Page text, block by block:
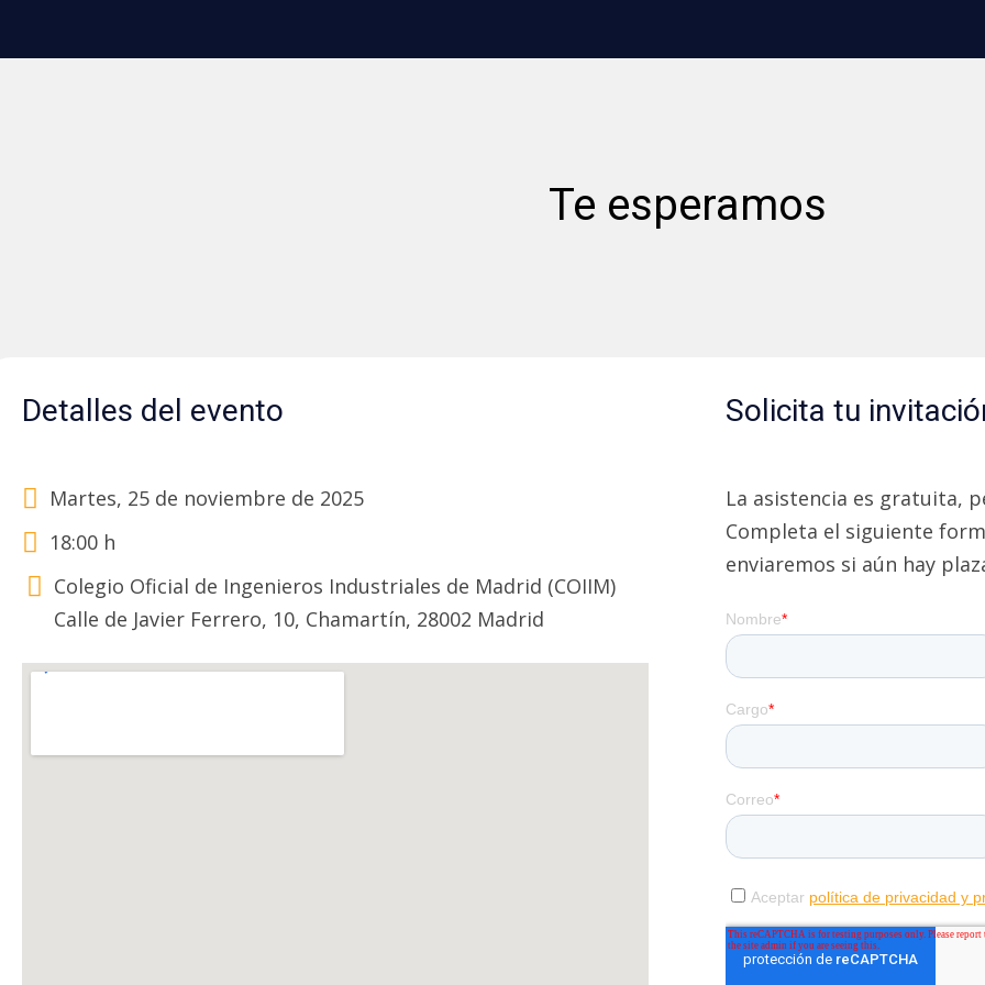
Te esperamos
Detalles del evento
Martes, 25 de noviembre de 2025
18:00 h
Colegio Oficial de Ingenieros Industriales de Madrid (COIIM)
Calle de Javier Ferrero, 10, Chamartín, 28002 Madrid
Solicita tu
La asistencia es gratuita,
Completa el siguiente
enviaremos si aún hay